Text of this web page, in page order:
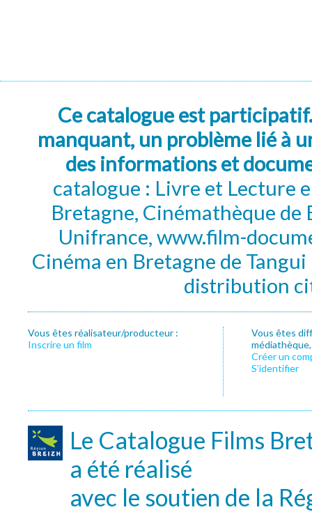
Ce catalogue est
manquant, un problème lié à
des informations et
catalogue : Livre et Lecture
Bretagne, Cinémathèque de
Unifrance, www.film-
Cinéma en Bretagne de
distribution
Vous êtes réalisateur/producteur :
Inscrire un film
Vous êtes
Créer un
S’identifier
Le Catalogue Films
a été réalisé
avec le soutien de la